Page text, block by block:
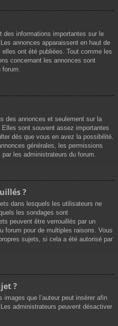
des informations importantes sur le
annonces apparaissent en haut de
ont été publiées. Tout comme les
concernant les annonces sont
forum.
des annonces et seulement sur la
sont souvent assez importantes
dès que vous en avez la possibilité.
générales, les permissions
les administrateurs du forum.
?
dans lesquels les utilisateurs ne
les sondages sont
peuvent être verrouillés par un
forum pour de multiples raisons. Vous
sujets, si cela a été autorisé par
?
que l’auteur peut insérer afin
administrateurs peuvent désactiver